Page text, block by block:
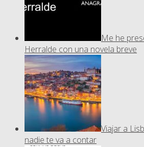
Me he
Herralde con una novela breve
Viajar a
nadie te va a contar